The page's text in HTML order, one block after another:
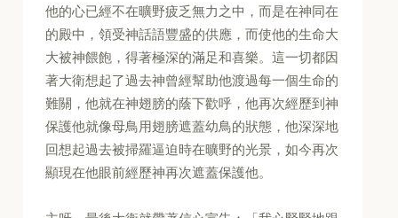
他的心已經不在曠野疲乏無力之中，而是在神同在
的殿中，領受神話語豐盛的供應，而使他的生命大
大被神餵飽，得著極深的滿足和喜樂。這一切都因
著大衛想起了過去神曾經幫助他渡過每一個生命的
難關，他就在神翅膀的蔭下歡呼，他再次經歷到神
保護他就像母鳥用翅膀遮蓋幼鳥的狀態，他深深地
回想起過去被掃羅逼迫時在曠野的光景，如今再次
顯現在他眼前經歷神再次遮蓋保護他。